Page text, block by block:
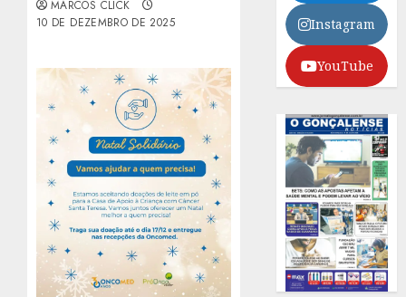
MARCOS CLICK
10 DE DEZEMBRO DE 2025
Instagram
YouTube